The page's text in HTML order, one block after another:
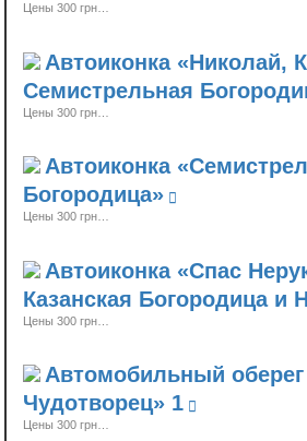
Цены 300 грн…
Автоиконка «Николай,
Семистрельная
Цены 300 грн…
Автоиконка
Богородица»
Цены 300 грн…
Автоиконка «Спас
Казанская Богородица и
Цены 300 грн…
Автомобильный
Чудотворец» 1
Цены 300 грн…